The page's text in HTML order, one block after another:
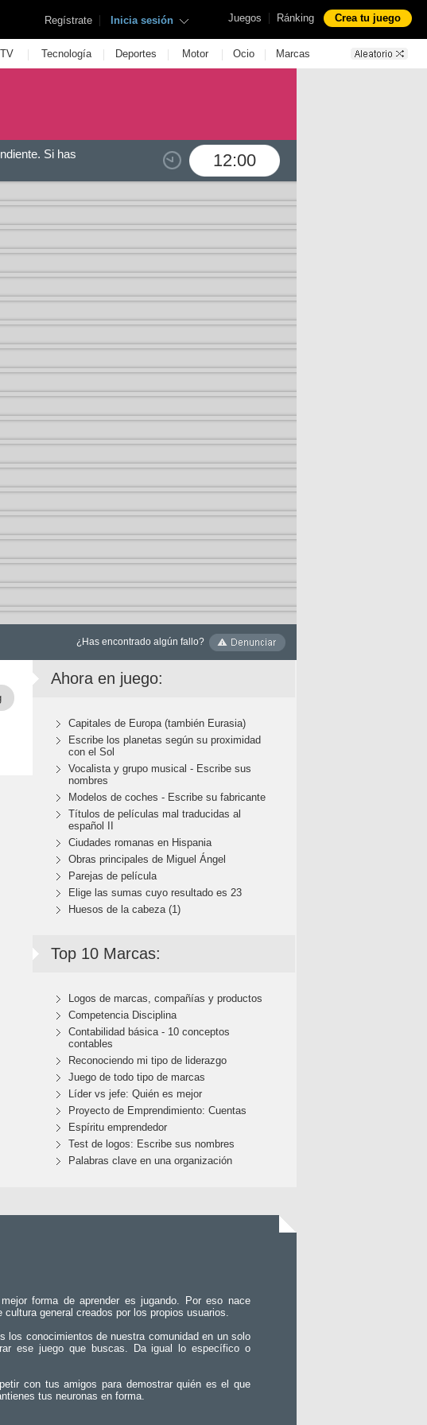
Juegos | Ránking Crea tu juego
Regístrate | Inicia sesión
TV | Tecnología | Deportes | Motor | Ocio | Marcas
12:00
Si has
¿Has encontrado algún fallo?
Ahora en juego:
Capitales de Europa (también Eurasia)
Escribe los planetas según su proximidad
con el Sol
Vocalista y grupo musical - Escribe sus
nombres
Modelos de coches - Escribe su fabricante
Títulos de películas mal traducidas al
español II
Ciudades romanas en Hispania
Obras principales de Miguel Ángel
Parejas de película
Elige las sumas cuyo resultado es 23
Huesos de la cabeza (1)
Top 10 Marcas:
Logos de marcas, compañías y productos
Competencia Disciplina
Contabilidad básica - 10 conceptos
contables
Reconociendo mi tipo de liderazgo
Juego de todo tipo de marcas
Líder vs jefe: Quién es mejor
Proyecto de Emprendimiento: Cuentas
Espíritu emprendedor
Test de logos: Escribe sus nombres
Palabras clave en una organización
forma de aprender es jugando. Por eso nace
general creados por los propios usuarios.
los conocimientos de nuestra comunidad en un solo
ese juego que buscas. Da igual lo específico o
con tus amigos para demostrar quién es el que
tus neuronas en forma.